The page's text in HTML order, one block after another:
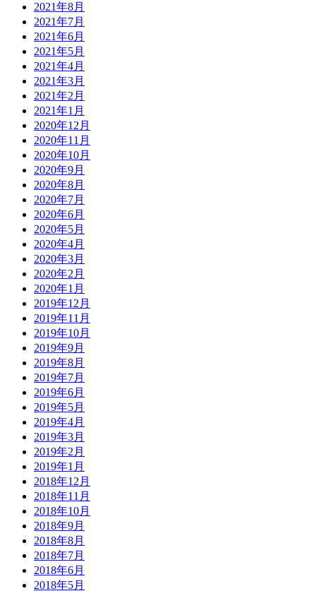
2021年8月
2021年7月
2021年6月
2021年5月
2021年4月
2021年3月
2021年2月
2021年1月
2020年12月
2020年11月
2020年10月
2020年9月
2020年8月
2020年7月
2020年6月
2020年5月
2020年4月
2020年3月
2020年2月
2020年1月
2019年12月
2019年11月
2019年10月
2019年9月
2019年8月
2019年7月
2019年6月
2019年5月
2019年4月
2019年3月
2019年2月
2019年1月
2018年12月
2018年11月
2018年10月
2018年9月
2018年8月
2018年7月
2018年6月
2018年5月